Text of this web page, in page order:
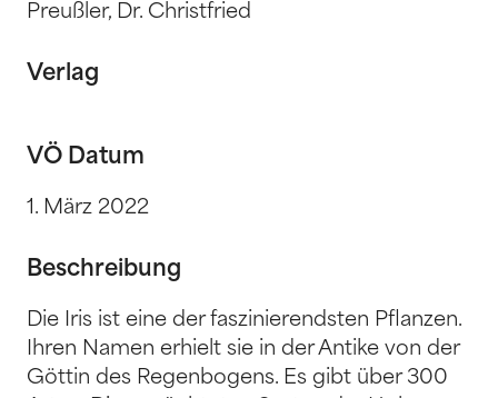
Preußler, Dr. Christfried
Verlag
VÖ Datum
1. März 2022
Beschreibung
Die Iris ist eine der faszinierendsten Pflanzen.
Ihren Namen erhielt sie in der Antike von der
Göttin des Regenbogens. Es gibt über 300